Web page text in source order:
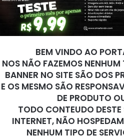
BEM VINDO AO
NOS NÃO FAZEMOS
BANNER NO SITE SÃO DOS
E OS MESMO SÃO
DE PRODUTO
TODO CONTEUDO
INTERNET, NÃO
NENHUM TIPO DE